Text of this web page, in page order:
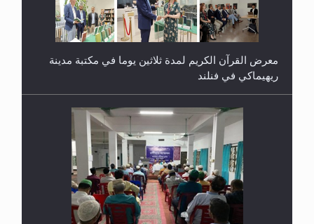
معرض القرآن الكريم لمدة ثلاثين يوما في مكتبة مدينة
ريهيماكي في فنلند